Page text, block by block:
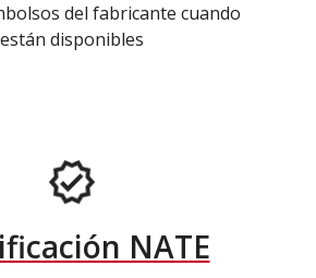
del fabricante cuando
están disponibles
NATE